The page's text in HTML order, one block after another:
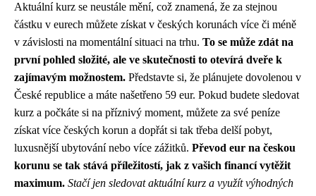
Aktuální kurz se neustále mění, což znamená, že za stejnou
částku v eurech můžete získat v českých korunách více či méně
v závislosti na momentální situaci na trhu. To se může zdát na
první pohled složité, ale ve skutečnosti to otevírá dveře k
zajímavým možnostem. Představte si, že plánujete dovolenou v
České republice a máte našetřeno 59 eur. Pokud budete sledovat
kurz a počkáte si na příznivý moment, můžete za své peníze
získat více českých korun a dopřát si tak třeba delší pobyt,
luxusnější ubytování nebo více zážitků. Převod eur na českou
korunu se tak stává příležitostí, jak z vašich financí vytěžit
maximum. Stačí jen sledovat aktuální kurz a využít výhodných